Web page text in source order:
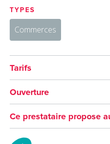
TYPES
Commerces
Tarifs
Tarif unique : 10€ à partir de
5,50€ moins de 4 à 11 ans
Gratuit moins de 4 ans.
Ouverture
Du 20/12/2025 au 05/04/
Ce prestataire propose